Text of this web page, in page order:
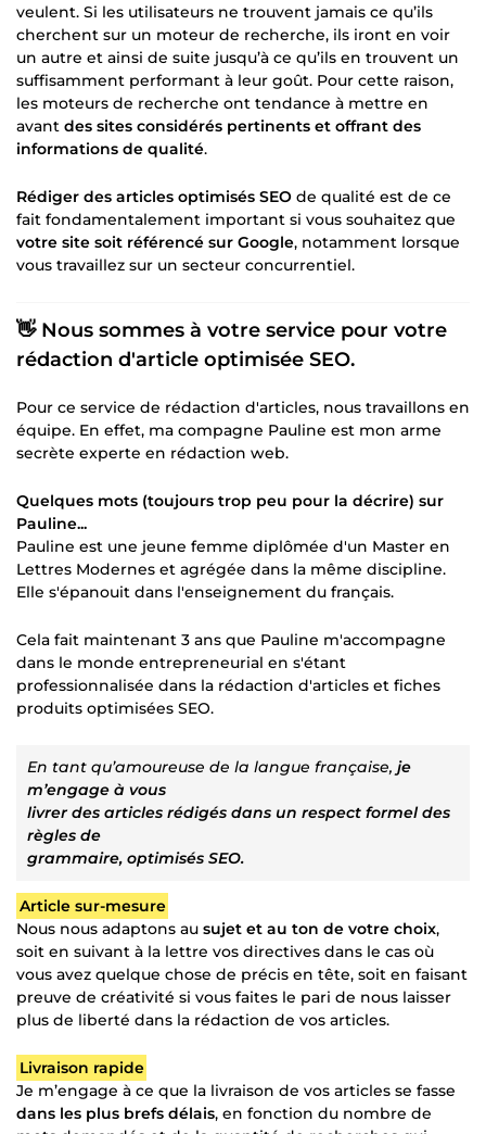
veulent. Si les utilisateurs ne trouvent jamais ce qu’ils
cherchent sur un moteur de recherche, ils iront en voir
un autre et ainsi de suite jusqu’à ce qu’ils en trouvent un
suffisamment performant à leur goût. Pour cette raison,
les moteurs de recherche ont tendance à mettre en
avant des sites considérés pertinents et offrant des
informations de qualité.
Rédiger des articles optimisés SEO de qualité est de ce
fait fondamentalement important si vous souhaitez que
votre site soit référencé sur Google, notamment lorsque
vous travaillez sur un secteur concurrentiel.
👋 Nous sommes à votre service pour votre
rédaction d'article optimisée SEO.
Pour ce service de rédaction d'articles, nous travaillons en
équipe. En effet, ma compagne Pauline est mon arme
secrète experte en rédaction web.
Quelques mots (toujours trop peu pour la décrire) sur
Pauline...
Pauline est une jeune femme diplômée d'un Master en
Lettres Modernes et agrégée dans la même discipline.
Elle s'épanouit dans l'enseignement du français.
Cela fait maintenant 3 ans que Pauline m'accompagne
dans le monde entrepreneurial en s'étant
professionnalisée dans la rédaction d'articles et fiches
produits optimisées SEO.
En tant qu’amoureuse de la langue française, je
m’engage à vous
livrer des articles rédigés dans un respect formel des
règles de
grammaire, optimisés SEO.
Article sur-mesure
Nous nous adaptons au sujet et au ton de votre choix,
soit en suivant à la lettre vos directives dans le cas où
vous avez quelque chose de précis en tête, soit en faisant
preuve de créativité si vous faites le pari de nous laisser
plus de liberté dans la rédaction de vos articles.
Livraison rapide
Je m’engage à ce que la livraison de vos articles se fasse
dans les plus brefs délais, en fonction du nombre de